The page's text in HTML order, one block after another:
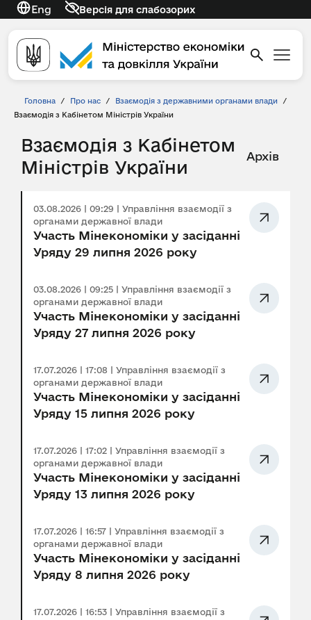
Eng Версія для слабозорих
Головна / Про нас / Взаємодія з державними органами влади
/
Взаємодія з Кабінетом Міністрів України
Взаємодія з Кабінетом
Міністрів України
Архів
03.08.2026 | 09:29 | Управління взаємодії з
органами державної влади
Участь Мінекономіки у засіданні
Уряду 29 липня 2026 року
03.08.2026 | 09:25 | Управління взаємодії з
органами державної влади
Участь Мінекономіки у засіданні
Уряду 27 липня 2026 року
17.07.2026 | 17:08 | Управління взаємодії з
органами державної влади
Участь Мінекономіки у засіданні
Уряду 15 липня 2026 року
17.07.2026 | 17:02 | Управління взаємодії з
органами державної влади
Участь Мінекономіки у засіданні
Уряду 13 липня 2026 року
17.07.2026 | 16:57 | Управління взаємодії з
органами державної влади
Участь Мінекономіки у засіданні
Уряду 8 липня 2026 року
17.07.2026 | 16:53 | Управління взаємодії з